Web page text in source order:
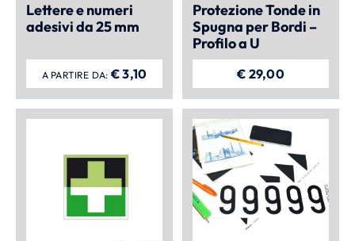
Lettere e numeri
adesivi da 25 mm
A PARTIRE DA: €3,10
Protezione Tonde in
Spugna per Bordi –
Profilo a U
€ 29,00